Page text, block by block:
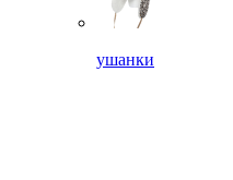
ушанки